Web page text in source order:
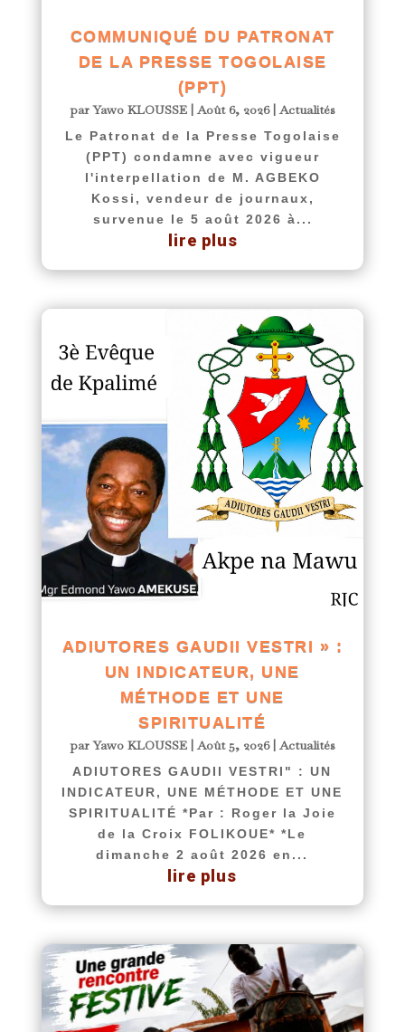
COMMUNIQUÉ DU PATRONAT
DE LA PRESSE TOGOLAISE
(PPT)
parYawo KLOUSSE|Août 6, 2026|Actualités
Le Patronat de la Presse Togolaise
(PPT) condamne avec vigueur
l'interpellation de M. AGBEKO
Kossi, vendeur de journaux,
survenue le 5 août 2026 à...
lire plus
ADIUTORES GAUDII VESTRI » :
UN INDICATEUR, UNE
MÉTHODE ET UNE
SPIRITUALITÉ
parYawo KLOUSSE|Août 5, 2026|Actualités
ADIUTORES GAUDII VESTRI" : UN
INDICATEUR, UNE MÉTHODE ET UNE
SPIRITUALITÉ *Par : Roger la Joie
de la Croix FOLIKOUE* *Le
dimanche 2 août 2026 en...
lire plus